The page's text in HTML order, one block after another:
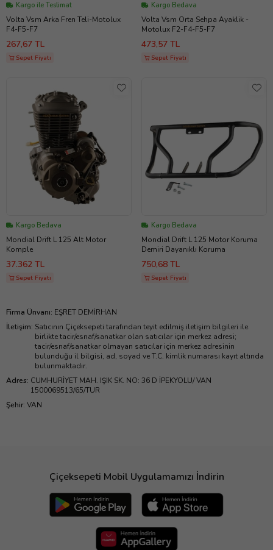
Kargo ile Teslimat
Volta Vsm Arka Fren Teli-Motolux
F4-F5-F7
267,67 TL
Sepet Fiyatı
Kargo Bedava
Volta Vsm Orta Sehpa Ayaklik -
Motolux F2-F4-F5-F7
473,57 TL
Sepet Fiyatı
Kargo Bedava
Mondial Drift L 125 Alt Motor
Komple
37.362 TL
Sepet Fiyatı
Kargo Bedava
Mondial Drift L 125 Motor Koruma
Demiri Dayanıklı Koruma
750,68 TL
Sepet Fiyatı
Firma Ünvanı: EŞRET DEMİRHAN
İletişim: Satıcının Çiçeksepeti tarafından teyit edilmiş iletişim bilgileri ile
birlikte tacir/esnaf/sanatkar olan satıcılar için merkez adresi;
tacir/esnaf/sanatkar olmayan satıcılar için merkez adresinin
bulunduğu il bilgisi, ad, soyad ve T.C. kimlik numarası kayıt altında
bulunmaktadır.
Adres: CUMHURİYET MAH. IŞIK SK. NO: 36 D İPEKYOLU/ VAN
1500069513/65/TUR
Şehir: VAN
Çiçeksepeti Mobil Uygulamamızı İndirin